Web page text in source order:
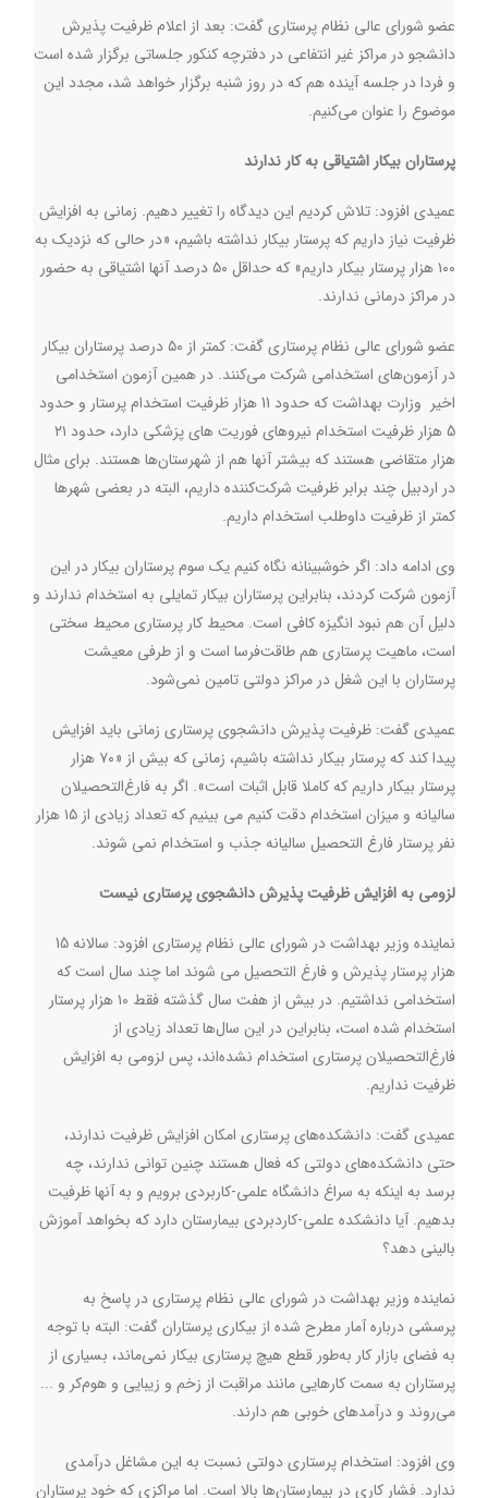
عضو شورای عالی نظام پرستاری گفت: بعد از اعلام ظرفیت پذیرش
دانشجو در مراکز غیر انتفاعی در دفترچه کنکور جلساتی برگزار شده است
و فردا در جلسه آینده هم که در روز شنبه برگزار خواهد شد، مجدد این
موضوع را عنوان می‌کنیم.
پرستاران بیکار اشتیاقی به کار ندارند
عمیدی افزود: تلاش کردیم این دیدگاه را تغییر دهیم. زمانی به افزایش
ظرفیت نیاز داریم که پرستار بیکار نداشته باشیم، «در حالی که نزدیک به
۱۰۰ هزار پرستار بیکار داریم» که حداقل ۵۰ درصد آنها اشتیاقی به حضور
در مراکز درمانی ندارند.
عضو شورای عالی نظام پرستاری گفت: کمتر از ۵۰ درصد پرستاران بیکار
در آزمون‌های استخدامی شرکت می‌کنند. در همین آزمون استخدامی
اخیر وزارت بهداشت که حدود 11 هزار ظرفیت استخدام پرستار و حدود
5 هزار ظرفیت استخدام نیروهای فوریت های پزشکی دارد، حدود ۲۱
هزار متقاضی هستند که بیشتر آنها هم از شهرستان‌ها هستند. برای مثال
در اردبیل چند برابر ظرفیت شرکت‌کننده داریم، البته در بعضی شهرها
کمتر از ظرفیت داوطلب استخدام داریم.
وی ادامه داد: اگر خوشبینانه نگاه کنیم یک سوم پرستاران بیکار در این
آزمون شرکت کردند، بنابراین پرستاران بیکار تمایلی به استخدام ندارند و
دلیل آن هم نبود انگیزه کافی است. محیط کار پرستاری محیط سختی
است، ماهیت پرستاری هم طاقت‌فرسا است و از طرفی معیشت
پرستاران با این شغل در مراکز دولتی تامین نمی‌شود.
عمیدی گفت: ظرفیت پذیرش دانشجوی پرستاری زمانی باید افزایش
پیدا کند که پرستار بیکار نداشته باشیم، زمانی که بیش از «۷۰ هزار
پرستار بیکار داریم که کاملا قابل اثبات است». اگر به فارغ‌التحصیلان
سالیانه و میزان استخدام دقت کنیم می بینیم که تعداد زیادی از ۱۵ هزار
نفر پرستار فارغ التحصیل سالیانه جذب و استخدام نمی شوند.
لزومی به افزایش ظرفیت پذیرش دانشجوی پرستاری نیست
نماینده وزیر بهداشت در شورای عالی نظام پرستاری افزود: سالانه 15
هزار پرستار پذیرش و فارغ التحصیل می شوند اما چند سال است که
استخدامی نداشتیم. در بیش از هفت سال گذشته فقط ۱۰ هزار پرستار
استخدام شده است، بنابراین در این سال‌ها تعداد زیادی از
فارغ‌التحصیلان پرستاری استخدام نشده‌اند، پس لزومی به افزایش
ظرفیت نداریم.
عمیدی گفت: دانشکده‌های پرستاری امکان افزایش ظرفیت ندارند،
حتی دانشکده‌های دولتی که فعال هستند چنین توانی ندارند، چه
برسد به اینکه به سراغ دانشگاه علمی-کاربردی برویم و به آنها ظرفیت
بدهیم. آیا دانشکده علمی‌-کاردبردی بیمارستان دارد که بخواهد آموزش
بالینی دهد؟
نماینده وزیر بهداشت در شورای عالی نظام پرستاری در پاسخ به
پرسشی درباره آمار مطرح شده از بیکاری پرستاران گفت: البته با توجه
به فضای بازار کار به‌طور قطع هیچ پرستاری بیکار نمی‌ماند، بسیاری از
پرستاران به سمت کارهایی مانند مراقبت از زخم و زیبایی و هوم‌کر و ...
می‌روند و درآمدهای خوبی هم دارند.
وی افزود: استخدام پرستاری دولتی نسبت به این مشاغل درآمدی
ندارد. فشار کاری در بیمارستان‌ها بالا است. اما مراکزی که خود پرستاران